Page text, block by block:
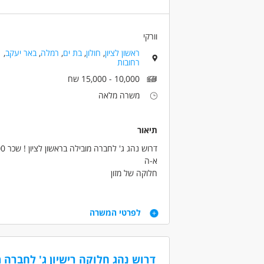
וורקי
ראשון לציון, חולון,בת ים, רמלה,באר יעקב,
רחובות
10,000 - 15,000 שח
משרה מלאה
תיאור
דרוש נהג ג' לחברה מובילה בראשון לציון ! שכר 12000 ש"ח!
א-ה
חלוקה של מזון
דרישות:
רישיון ג' מעל שנתיים
לפרטי המשרה
דרוש נהג חלוקה רישיון ג' לחברה